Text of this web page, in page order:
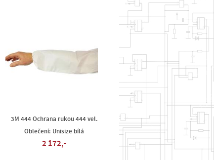
3M 444 Ochrana rukou 444 vel.
Oblečení: Unisize bílá
2 172,-